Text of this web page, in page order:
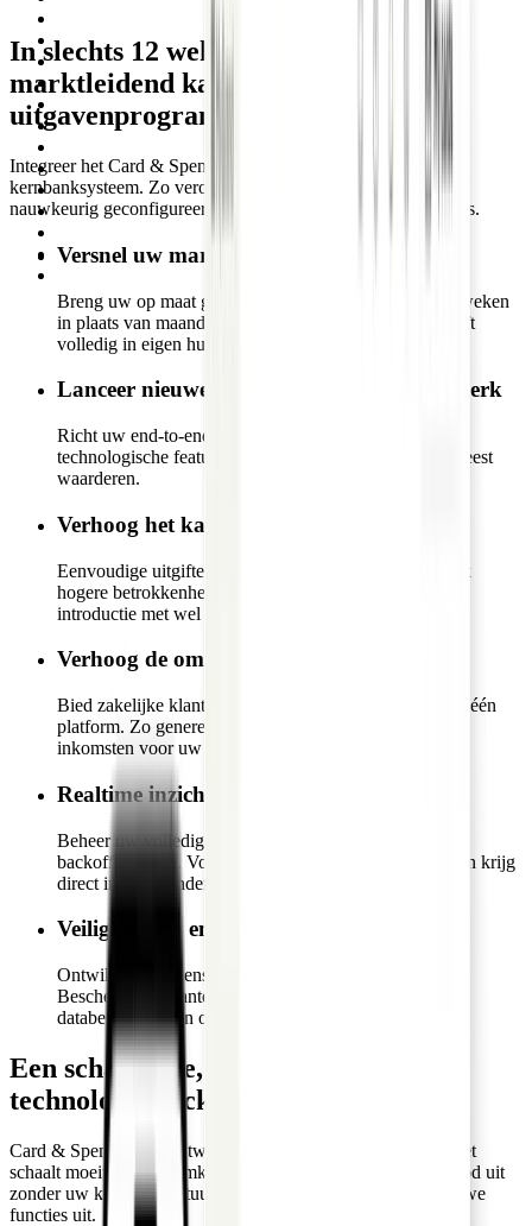
In slechts 12 weken naar een
marktleidend kaart- en
uitgavenprogramma
Integreer het Card & Spend OS van Pliant naadloos in uw
kernbanksysteem. Zo verovert u de digitale B2B-markt met
nauwkeurig geconfigureerde producten, zonder legacy-risico's.
Versnel uw marktintroductie
Breng uw op maat gemaakte creditcardprogramma in weken
in plaats van maanden op de markt. De klantrelatie blijft
volledig in eigen huis.
Lanceer nieuwe features onder uw eigen merk
Richt uw end-to-end programma in met precies die
technologische features die uw zakelijke klanten het meest
waarderen.
Verhoog het kaartgebruik
Eenvoudige uitgifte en beheer leiden tot een aanzienlijk
hogere betrokkenheid. Het kaartvolume stijgt na de
introductie met wel een factor vijf.
Verhoog de omzet met uitgavenbeheer
Bied zakelijke klanten een hoogwaardige oplossing op één
platform. Zo genereert u nieuwe, marge-rijke software-
inkomsten voor uw merk.
Realtime inzichten verkrijgen
Beheer uw volledige kaartprogramma met intuïtieve
backoffice-tools. Volg prestaties, configureer functies en krijg
direct inzicht zonder complex setup-proces.
Veiligheid op enterprise-niveau
Ontwikkeld volgens de hoogste bancaire standaarden.
Bescherm uw klanten met volledige compliance,
databeveiliging en operationele veerkracht.
Een schaalbare, toekomstbestendige
technology stack
Card & Spend OS is ontwikkeld voor elke bancaire setup. Het
schaalt moeiteloos van mkb tot multinational. Breid uw aanbod uit
zonder uw kernarchitectuur aan te passen en rol continu nieuwe
functies uit.